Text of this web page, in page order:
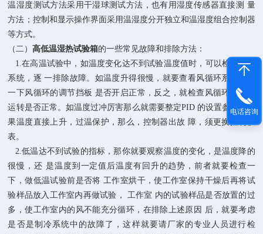
温湿度测试方法采用干湿球测试方法，也有用湿度传感器直接测 量
方法；控制和显示操作界面采用温湿度分开独立和温湿度组合控制器
等方式。
（二）高低温湿热试验箱的一些常见故障和排除方法：
1.在高温试验中，如温度变化达不到试验温度值时，可以检查电器
系统，逐 一排除故障。如温度升得很慢，就要查看风循环系统，看
一下风循环的调节挡板 是否开启正常，反之，就检查风循环的电机
运转是否正常。如温度过冲厉害那么就需要整定PID 的设置参数。如
果温度直接上升，过温保护，那么，控制器出故 障，须更换控制仪
表。
2.低温达不到试验的指标，那你就要观察温度的变化，是温度降的
很慢，还 是温度到一定值后温度有回升的趋势，前者就要检查一
下，做低温试验前是否将 工作室烘干，使工作室保持干燥后再将试
验样品放入工作室内再做试验， 工作室 内的试验样品是否放置的过
多，使工作室内的风不能充分循环，在排除上述原因 后，就要考虑
是否是制冷系统中的故障了，这样就要请厂家的专业人员进行检
电话咨询